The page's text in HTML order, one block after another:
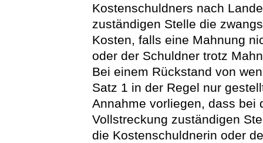
Kostenschuldners nach
zuständigen Stelle die
Kosten, falls eine Mahnung
oder der Schuldner trotz
Bei einem Rückstand von
Satz 1 in der Regel nur
Annahme vorliegen, dass bei
Vollstreckung zuständigen
die Kostenschuldnerin oder